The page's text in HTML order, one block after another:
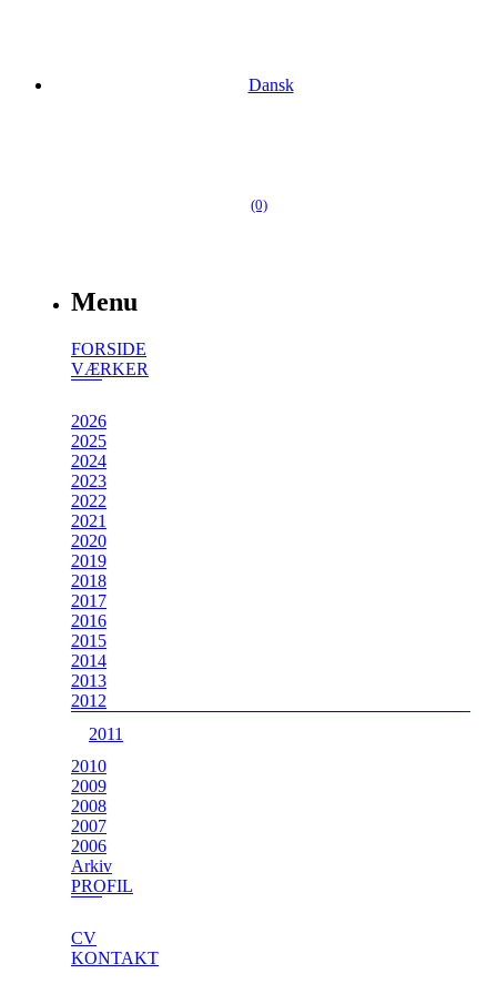
Dansk
(0)
Menu
FORSIDE
VÆRKER
2026
2025
2024
2023
2022
2021
2020
2019
2018
2017
2016
2015
2014
2013
2012
2011
2010
2009
2008
2007
2006
Arkiv
PROFIL
CV
KONTAKT